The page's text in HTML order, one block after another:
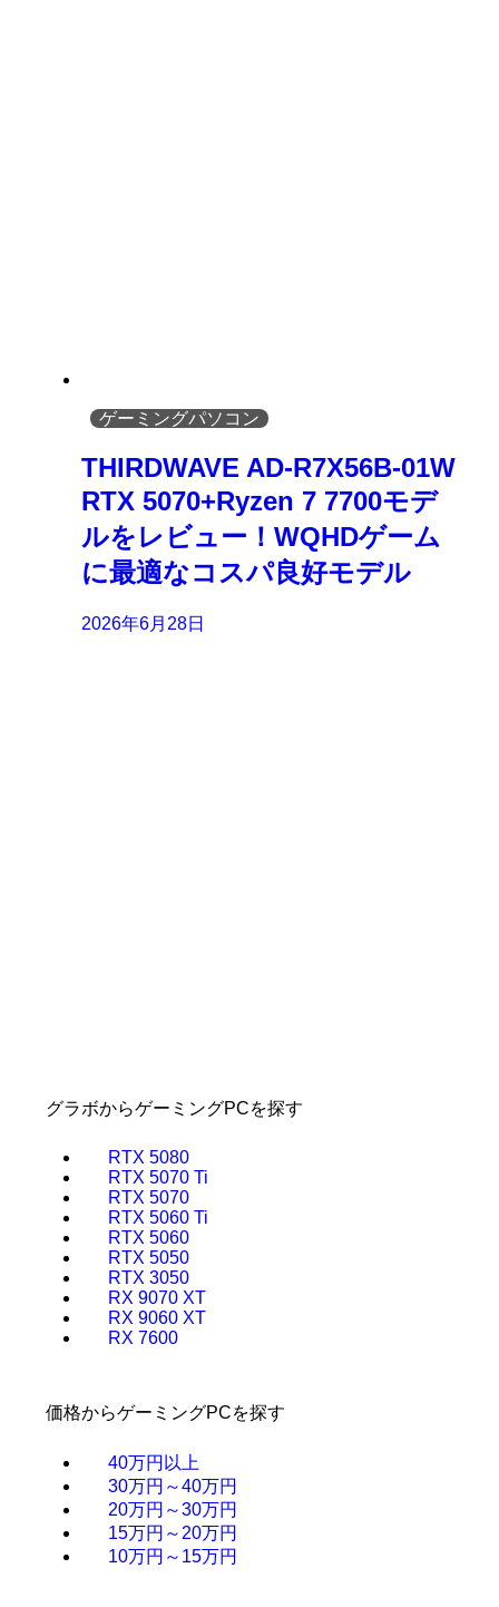
ゲーミングパソコン
THIRDWAVE AD-R7X56B-01W
RTX 5070+Ryzen 7 7700モデ
ルをレビュー！WQHDゲーム
に最適なコスパ良好モデル
2026年6月28日
グラボからゲーミングPCを探す
RTX 5080
RTX 5070 Ti
RTX 5070
RTX 5060 Ti
RTX 5060
RTX 5050
RTX 3050
RX 9070 XT
RX 9060 XT
RX 7600
価格からゲーミングPCを探す
40万円以上
30万円～40万円
20万円～30万円
15万円～20万円
10万円～15万円